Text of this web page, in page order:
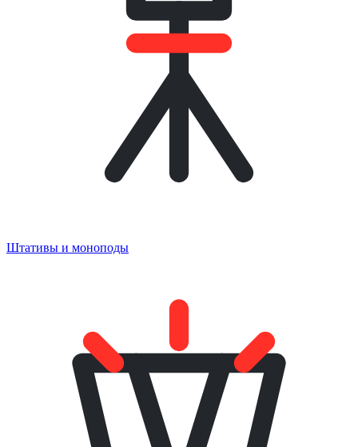
Штативы и моноподы